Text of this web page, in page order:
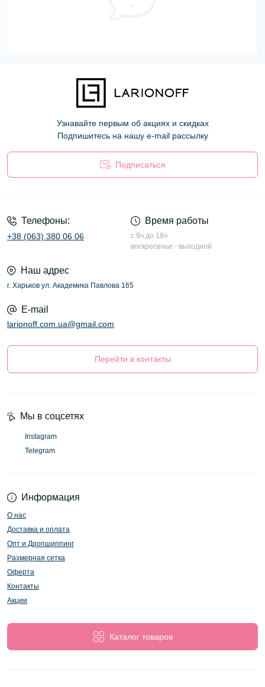
Узнавайте первым об акциях и скидках
Подпишитесь на нашу e-mail рассылку
Подписаться
Телефоны:
+38 (063) 380 06 06
Время работы
с 9ч до 18ч
воскресенье - выходной
Наш адрес
г. Харьков ул. Академика Павлова 165
E-mail
larionoff.com.ua@gmail.com
Перейти в контакты
Информация
О нас
Доставка и оплата
Опт и Дропшиппинг
Размерная сетка
Оферта
Контакты
Акции
Каталог товаров
Мы в соцсетях
Instagram
Telegram